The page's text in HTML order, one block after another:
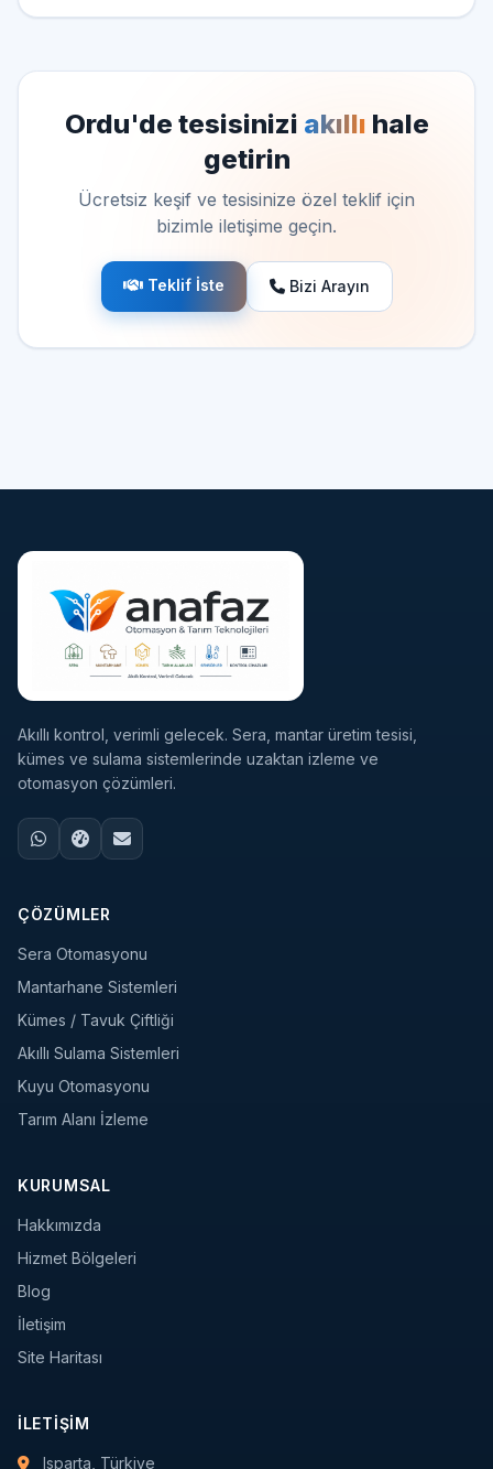
Ordu'de tesisinizi akıllı hale
getirin
Ücretsiz keşif ve tesisinize özel teklif için
bizimle iletişime geçin.
Teklif İste Bizi Arayın
Akıllı kontrol, verimli gelecek. Sera, mantar üretim tesisi,
kümes ve sulama sistemlerinde uzaktan izleme ve
otomasyon çözümleri.
ÇÖZÜMLER
Sera Otomasyonu
Mantarhane Sistemleri
Kümes / Tavuk Çiftliği
Akıllı Sulama Sistemleri
Kuyu Otomasyonu
Tarım Alanı İzleme
KURUMSAL
Hakkımızda
Hizmet Bölgeleri
Blog
İletişim
Site Haritası
İLETIŞIM
Isparta, Türkiye